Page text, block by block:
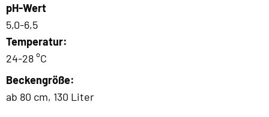
pH-Wert
5,0-6,5
Temperatur:
24-28 °C
Beckengröße:
ab 80 cm, 130 Liter